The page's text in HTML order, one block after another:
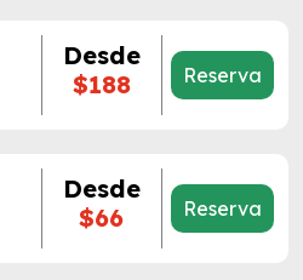
Desde
$188
Reserva
Desde
$66
Reserva